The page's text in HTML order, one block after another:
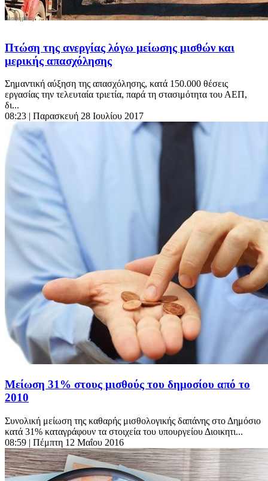
Πτώση της ανεργίας λόγω μείωσης μισθών και
μερικής απασχόλησης
Σημαντική αύξηση της απασχόλησης, κατά 150.000 θέσεις
εργασίας την τελευταία τριετία, παρά τη στασιμότητα του ΑΕΠ,
δι...
08:23 | Παρασκευή 28 Ιουλίου 2017
Μείωση 31% στους μισθούς του δημοσίου από το
2010
Συνολική μείωση της καθαρής μισθολογικής δαπάνης στο Δημόσιο
κατά 31% καταγράφουν τα στοιχεία του υπουργείου Διοικητι...
08:59 | Πέμπτη 12 Μαΐου 2016